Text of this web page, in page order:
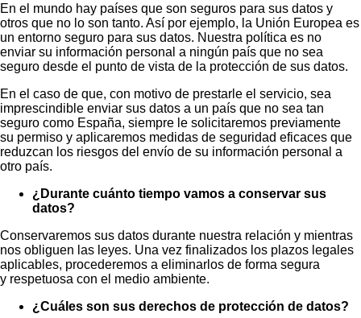
En el mundo hay países que son seguros para sus datos y
otros que no lo son tanto. Así por ejemplo, la Unión Europea es
un entorno seguro para sus datos. Nuestra política es no
enviar su información personal a ningún país que no sea
seguro desde el punto de vista de la protección de sus datos.
En el caso de que, con motivo de prestarle el servicio, sea
imprescindible enviar sus datos a un país que no sea tan
seguro como España, siempre le solicitaremos previamente
su permiso y aplicaremos medidas de seguridad eficaces que
reduzcan los riesgos del envío de su información personal a
otro país.
¿Durante cuánto tiempo vamos a conservar sus
datos?
Conservaremos sus datos durante nuestra relación y mientras
nos obliguen las leyes. Una vez finalizados los plazos legales
aplicables, procederemos a eliminarlos de forma segura
y respetuosa con el medio ambiente.
¿Cuáles son sus derechos de protección de datos?